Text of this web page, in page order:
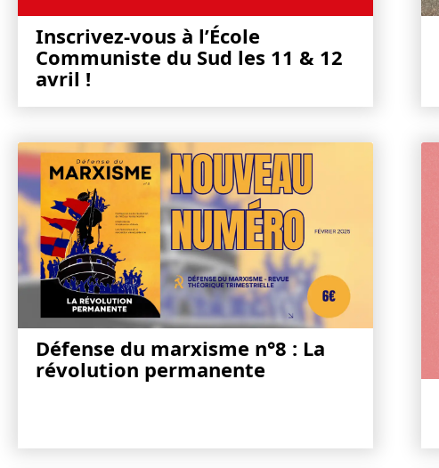
Inscrivez-vous à l’École
Communiste du Sud les 11 & 12
avril !
Défense du marxisme n°8 : La
révolution permanente